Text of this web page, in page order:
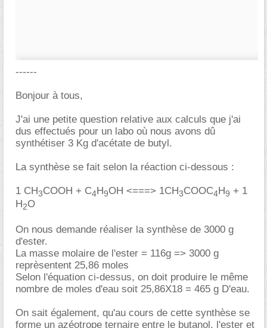
------
Bonjour à tous,
J'ai une petite question relative aux calculs que j'ai
dus effectués pour un labo où nous avons dû
synthétiser 3 Kg d'acétate de butyl.
La synthèse se fait selon la réaction ci-dessous :
1 CH3COOH + C4H9OH <===> 1CH3COOC4H9 + 1
H2O
On nous demande réaliser la synthèse de 3000 g
d'ester.
La masse molaire de l'ester = 116g => 3000 g
reprèsentent 25,86 moles
Selon l'équation ci-dessus, on doit produire le même
nombre de moles d'eau soit 25,86X18 = 465 g D'eau.
On sait également, qu'au cours de cette synthèse se
forme un azéotrope ternaire entre le butanol, l'ester et